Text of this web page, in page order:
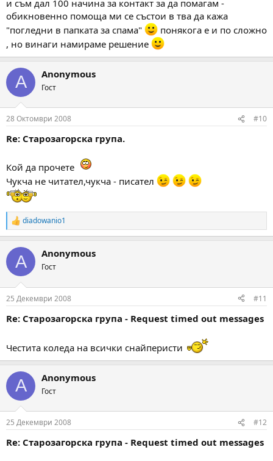
и съм дал 100 начина за контакт за да помагам -
обикновенно помоща ми се състои в тва да кажа
"погледни в папката за спама"
понякога е и по сложно
, но винаги намираме решение
A Anonymous
Гост
28 Октомври 2008 #10
Re: Старозагорска група.
Кой да прочете
Чукча не читател,чукча - писател
R
e
c
i
s
diadowanio1
A Anonymous
Гост
25 Декември 2008 #11
Re: Старозагорска група - Request timed out messages
Честита коледа на всички снайперисти
A Anonymous
Гост
25 Декември 2008 #12
Re: Старозагорска група - Request timed out messages